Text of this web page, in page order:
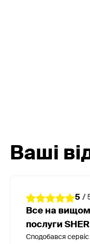
Ваші
5 /
Все на
послуги
Сподобався сервіс